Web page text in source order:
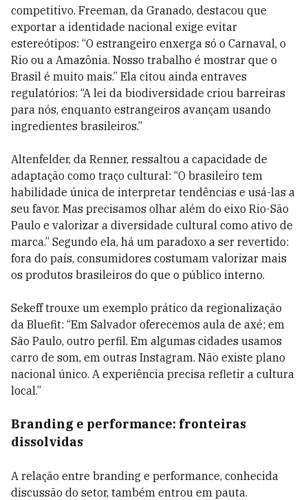
competitivo. Freeman, da Granado, destacou que
exportar a identidade nacional exige evitar
estereótipos: “O estrangeiro enxerga só o Carnaval, o
Rio ou a Amazônia. Nosso trabalho é mostrar que o
Brasil é muito mais.” Ela citou ainda entraves
regulatórios: “A lei da biodiversidade criou barreiras
para nós, enquanto estrangeiros avançam usando
ingredientes brasileiros.”
Altenfelder, da Renner, ressaltou a capacidade de
adaptação como traço cultural: “O brasileiro tem
habilidade única de interpretar tendências e usá-las a
seu favor. Mas precisamos olhar além do eixo Rio-São
Paulo e valorizar a diversidade cultural como ativo de
marca.” Segundo ela, há um paradoxo a ser revertido:
fora do país, consumidores costumam valorizar mais
os produtos brasileiros do que o público interno.
Sekeff trouxe um exemplo prático da regionalização
da Bluefit: “Em Salvador oferecemos aula de axé; em
São Paulo, outro perfil. Em algumas cidades usamos
carro de som, em outras Instagram. Não existe plano
nacional único. A experiência precisa refletir a cultura
local.”
Branding e performance: fronteiras
dissolvidas
A relação entre branding e performance, conhecida
discussão do setor, também entrou em pauta.